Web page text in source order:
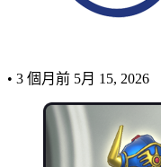
• 3 個月前 5月 15, 2026